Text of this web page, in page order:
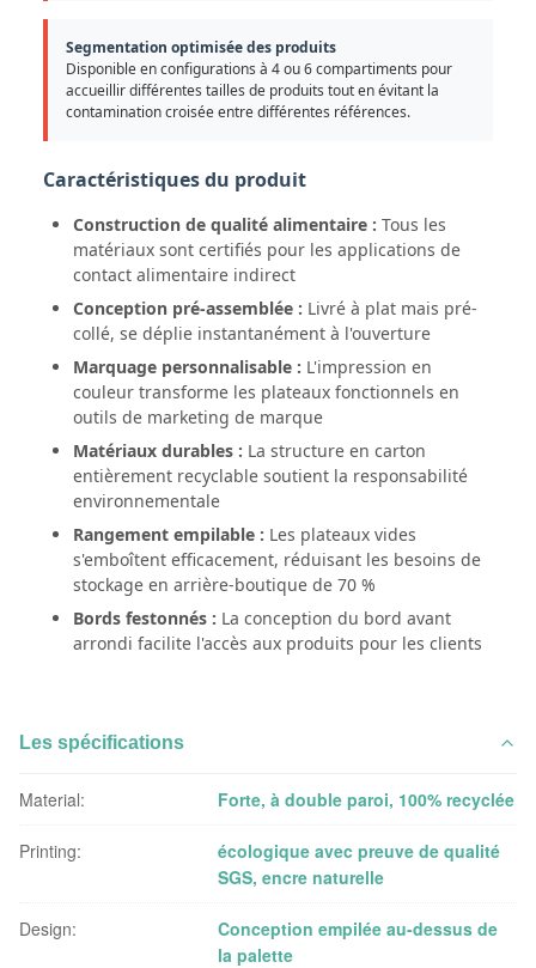
Segmentation optimisée des produits
Disponible en configurations à 4 ou 6 compartiments pour
accueillir différentes tailles de produits tout en évitant la
contamination croisée entre différentes références.
Caractéristiques du produit
Construction de qualité alimentaire : Tous les
matériaux sont certifiés pour les applications de
contact alimentaire indirect
Conception pré-assemblée : Livré à plat mais pré-
collé, se déplie instantanément à l'ouverture
Marquage personnalisable : L'impression en
couleur transforme les plateaux fonctionnels en
outils de marketing de marque
Matériaux durables : La structure en carton
entièrement recyclable soutient la responsabilité
environnementale
Rangement empilable : Les plateaux vides
s'emboîtent efficacement, réduisant les besoins de
stockage en arrière-boutique de 70 %
Bords festonnés : La conception du bord avant
arrondi facilite l'accès aux produits pour les clients
Les spécifications
Material: Forte, à double paroi, 100% recyclée
Printing:
écologique avec preuve de qualité
SGS, encre naturelle
Design:
Conception empilée au-dessus de
la palette